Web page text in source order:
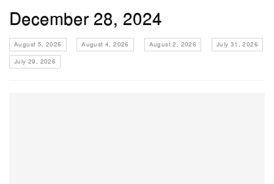
December 28, 2024
August 5, 2026 August 4, 2026 August 2, 2026 July 31, 2026
July 29, 2026